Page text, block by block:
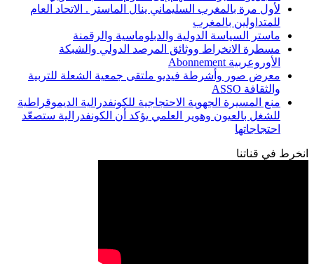
لأول مرة بالمغرب السليماني ينال الماستر . الاتحاد العام
للمتداولين بالمغرب
ماستر السياسة الدولية والدبلوماسية والرقمنة
مسطرة الانخراط ووثائق المرصد الدولي والشبكة
الأوروعربية Abonnement
معرض صور وأشرطة فيديو ملتقى جمعية الشعلة للتربية
والثقافة ASSO
منع المسيرة الجهوية الاحتجاجية للكونفدرالية الديموقراطية
للشغل بالعيون وهوير العلمي يؤكد أن الكونفدرالية ستصعّد
احتجاجاتها
انخرط في قناتنا